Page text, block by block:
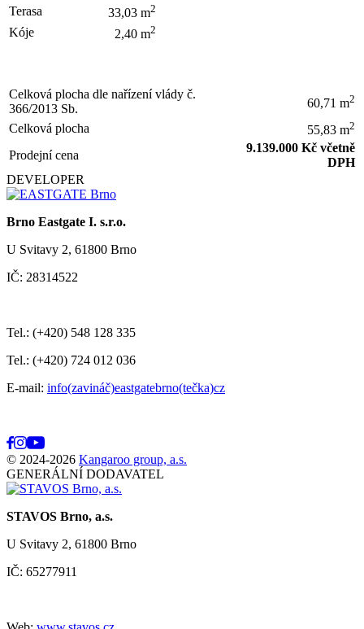
Terasa 33,03 m2
Kóje 2,40 m2
Celková plocha dle nařízení vlády č.
366/2013 Sb.
60,71 m2
Celková plocha 55,83 m2
Prodejní cena
9.139.000 Kč včetně
DPH
DEVELOPER
Brno Eastgate I. s.r.o.
U Svitavy 2, 61800 Brno
IČ: 28314522
Tel.: (+420) 548 128 335
Tel.: (+420) 724 012 036
E-mail: info(zavináč)eastgatebrno(tečka)cz
© 2024-2026 Kangaroo group, a.s.
GENERÁLNÍ DODAVATEL
STAVOS Brno, a.s.
U Svitavy 2, 61800 Brno
IČ: 65277911